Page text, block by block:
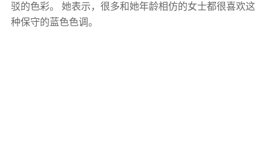
驳的色彩。 她表示，很多和她年龄相仿的女士都很喜欢这
种保守的蓝色色调。